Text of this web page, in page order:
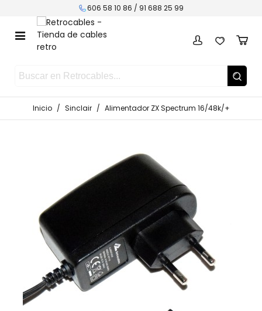
606 58 10 86 / 91 688 25 99
Inicio / Sinclair / Alimentador ZX Spectrum 16/48k/+